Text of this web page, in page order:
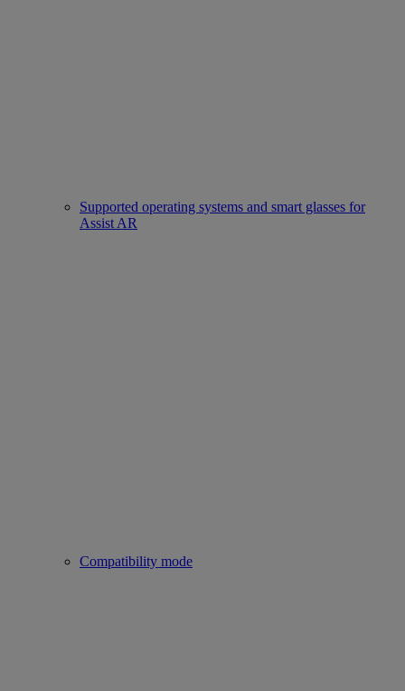
Supported operating systems and smart glasses for
Assist AR
Compatibility mode